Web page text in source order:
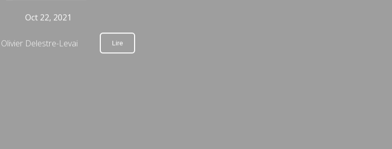
Oct 22, 2021
Olivier Delestre-Levai Lire